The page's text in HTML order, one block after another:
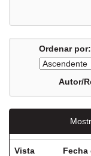
Ordenar por:
Autor/
Vista
Fecha